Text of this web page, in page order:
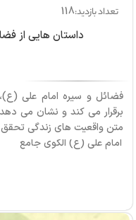
تعداد بازدید:118
داستان هایی از
فضائل و سیره امام علی
برقرار می کند و نشان می
متن واقعیت های زندگی تحقق
امام علی (ع) الگوی جامع